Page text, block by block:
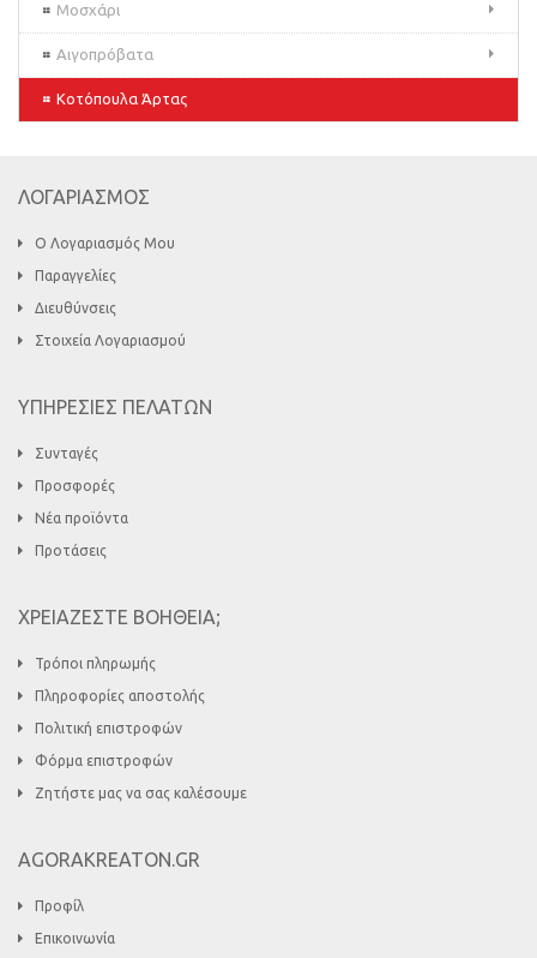
Μοσχάρι
Αιγοπρόβατα
Κοτόπουλα Άρτας
ΛΟΓΑΡΙΑΣΜΟΣ
Ο Λογαριασμός Μου
Παραγγελίες
Διευθύνσεις
Στοιχεία Λογαριασμού
ΥΠΗΡΕΣΙΕΣ ΠΕΛΑΤΩΝ
Συνταγές
Προσφορές
Νέα προϊόντα
Προτάσεις
ΧΡΕΙΑΖΕΣΤΕ ΒΟΗΘΕΙΑ;
Τρόποι πληρωμής
Πληροφορίες αποστολής
Πολιτική επιστροφών
Φόρμα επιστροφών
Ζητήστε μας να σας καλέσουμε
AGORAKREATON.GR
Προφίλ
Επικοινωνία